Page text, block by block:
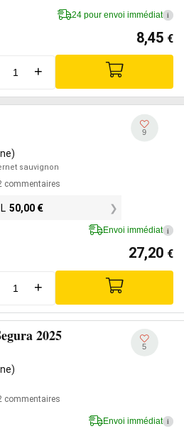
24 pour envoi immédiat i
8,45 €
+
sauvignon
commentaires
50,00 €
9
Envoi immédiat i
27,20 €
+
2025
commentaires
5
Envoi immédiat i